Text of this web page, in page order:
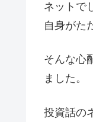
ネットで
自身がた
そんな心
ました。
投資話の